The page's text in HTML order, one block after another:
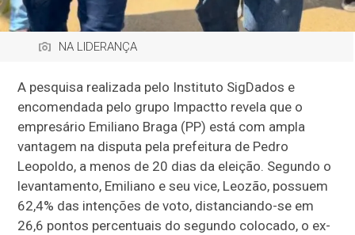
NA LIDERANÇA
A pesquisa realizada pelo Instituto SigDados e
encomendada pelo grupo Impactto revela que o
empresário Emiliano Braga (PP) está com ampla
vantagem na disputa pela prefeitura de Pedro
Leopoldo, a menos de 20 dias da eleição. Segundo o
levantamento, Emiliano e seu vice, Leozão, possuem
62,4% das intenções de voto, distanciando-se em
26,6 pontos percentuais do segundo colocado, o ex-